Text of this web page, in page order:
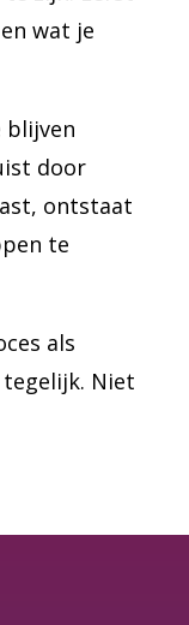
wat je
blijven
door
ontstaat
te
als
Niet